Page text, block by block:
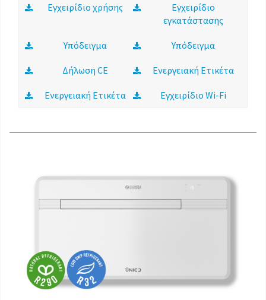
Εγχειρίδιο χρήσης
Εγχειρίδιο
εγκατάστασης
Υπόδειγμα Υπόδειγμα
Δήλωση CE Ενεργειακή Ετικέτα
Ενεργειακή Ετικέτα Εγχειρίδιο Wi-Fi